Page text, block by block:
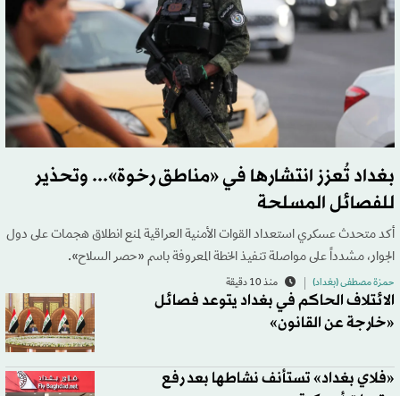
بغداد تُعزز انتشارها في «مناطق رخوة»... وتحذير
للفصائل المسلحة
أكد متحدث عسكري استعداد القوات الأمنية العراقية لمنع انطلاق هجمات على دول
الجوار، مشدداً على مواصلة تنفيذ الخطة المعروفة باسم «حصر السلاح».
حمزة مصطفى (بغداد) منذ 10 دقيقة
الائتلاف الحاكم في بغداد يتوعد فصائل
«خارجة عن القانون»
«فلاي بغداد» تستأنف نشاطها بعد رفع